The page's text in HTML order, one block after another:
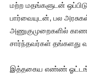
மற்ற மதங்களுடன்
பார்வையுடன், பல
அணுகுமுறைகளில்
சார்ந்தவர்கள் தங்களது
இத்தகைய எண்ண்